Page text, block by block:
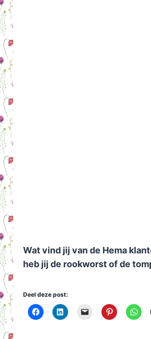
Wat vind jij van de Hema
heb jij de rookworst of de
Deel deze post: